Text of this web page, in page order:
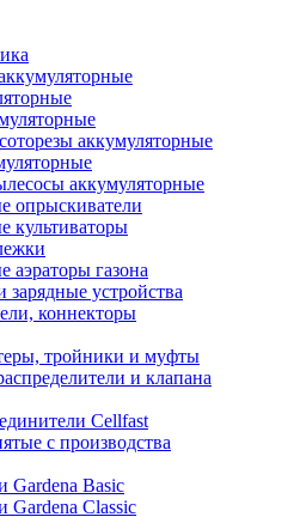
аккумуляторные
аккумуляторные
опрыскиватели
культиваторы
аэраторы газона
устройства
коннекторы
тройники и муфты
и клапана
Cellfast
с производства
Gardena Basic
Gardena Classic